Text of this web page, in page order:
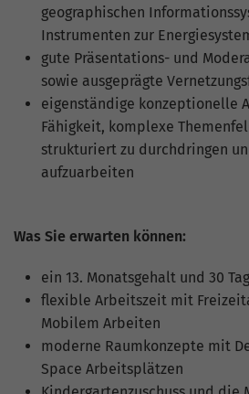
geographischen
Instrumenten zur
gute Präsentations- und
sowie ausgeprägte
eigenständige konzeptionelle
Fähigkeit, komplexe
strukturiert zu durchdringen
aufzuarbeiten
Was Sie erwarten können:
ein 13. Monatsgehalt und 30
flexible Arbeitszeit mit
Mobilem Arbeiten
moderne Raumkonzepte mit
Space Arbeitsplätzen